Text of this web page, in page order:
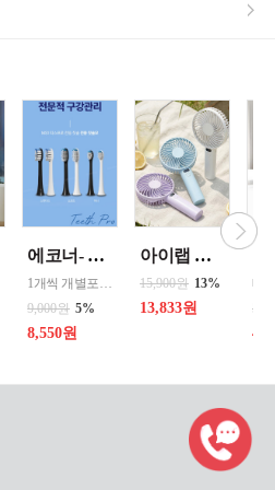
에코너- MS2 티스프로 음파 전동칫솔모 1입 단품 *3개 / 색상선택 화이트 블랙 선택
1개씩 개별포장되어있고 3개 단위로 판매중입니다
9,000원 5%
8,550원
아이랩 클래식 LED 팬 2026년신형 3단계바람조절 LED 무선 테이블가능
15,900원 13%
13,833원